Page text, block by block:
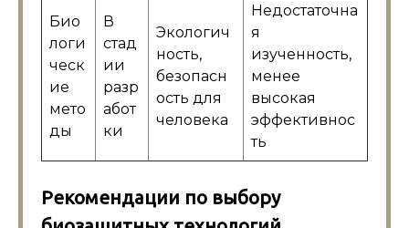
Био
логи
ческ
ие
мето
ды
В
стад
ии
разр
абот
ки
Экологич
ность,
безопасн
ость для
человека
Недостаточна
я
изученность,
менее
высокая
эффективнос
ть
Рекомендации по выбору